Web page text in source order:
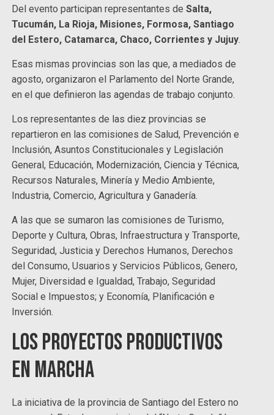
Del evento participan representantes deSalta,
Tucumán, La Rioja, Misiones, Formosa, Santiago
del Estero, Catamarca, Chaco, Corrientes y Jujuy.
Esas mismas provincias son las que, a mediados de
agosto, organizaron el Parlamento del Norte Grande,
en el que definieron las agendas de trabajo conjunto.
Los representantes de las diez provincias se
repartieron en las comisiones de Salud, Prevención e
Inclusión, Asuntos Constitucionales y Legislación
General, Educación, Modernización, Ciencia y Técnica,
Recursos Naturales, Minería y Medio Ambiente,
Industria, Comercio, Agricultura y Ganadería.
A las que se sumaron las comisiones de Turismo,
Deporte y Cultura, Obras, Infraestructura y Transporte,
Seguridad, Justicia y Derechos Humanos, Derechos
del Consumo, Usuarios y Servicios Públicos, Genero,
Mujer, Diversidad e Igualdad, Trabajo, Seguridad
Social e Impuestos; y Economía, Planificación e
Inversión.
Los proyectos productivos
en marcha
La iniciativa de la provincia de Santiago del Estero no